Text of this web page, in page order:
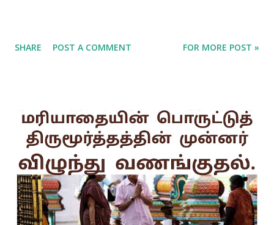
SHARE POST A COMMENT FOR MORE POST »